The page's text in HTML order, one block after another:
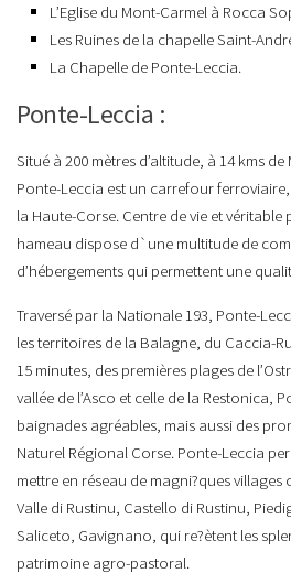
L’Eglise du Mont-Carmel à Rocca
Les Ruines de la chapelle Saint-
La Chapelle de Ponte-Leccia.
Ponte-Leccia :
Situé à 200 mètres d’altitude, à 14 kms
Ponte-Leccia est un carrefour
la Haute-Corse. Centre de vie et
hameau dispose d`une multitude de
d’hébergements qui permettent une
Traversé par la Nationale 193, Ponte-
les territoires de la Balagne, du Caccia-
15 minutes, des premières plages de
vallée de l’Asco et celle de la Restonica,
baignades agréables, mais aussi des
Naturel Régional Corse. Ponte-Leccia
mettre en réseau de magni?ques
Valle di Rustinu, Castello di Rustinu,
Saliceto, Gavignano, qui re?ètent les
patrimoine agro-pastoral.